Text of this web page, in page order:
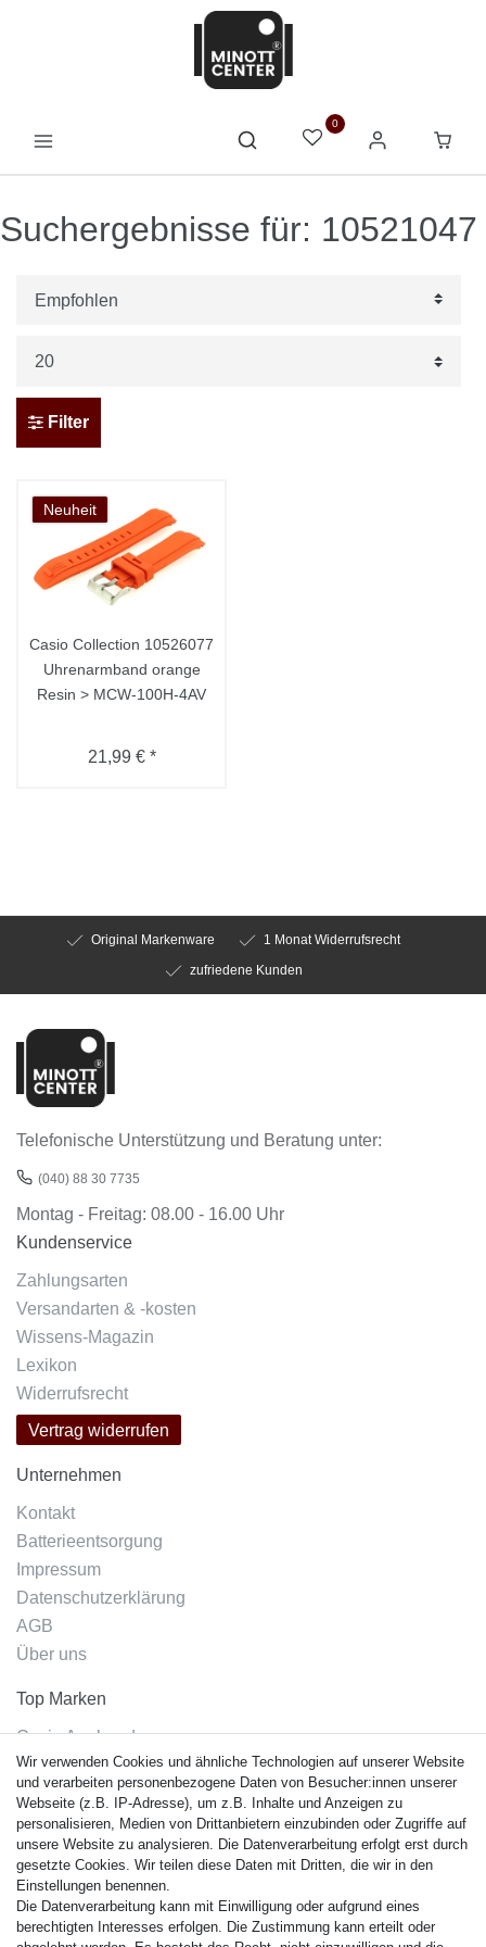
0
Suchergebnisse für: 10521047
Filter
Neuheit
Casio Collection 10526077
Uhrenarmband orange
Resin > MCW-100H-4AV
21,99 € *
Original Markenware
1 Monat Widerrufsrecht
zufriedene Kunden
Telefonische Unterstützung und Beratung unter:
(040) 88 30 7735
Montag - Freitag: 08.00 - 16.00 Uhr
Kundenservice
Zahlungsarten
Versandarten & -kosten
Wissens-Magazin
Lexikon
Widerrufsrecht
Vertrag widerrufen
Unternehmen
Kontakt
Batterieentsorgung
Impressum
Datenschutzerklärung
AGB
Über uns
Top Marken
Casio Armband
Festina Armband
Citizen Armband
M. Lacroix Armband
J. Lemans Armband
Uhrenarmbänder - Alle
Sicherheit
Wir verwenden Cookies und ähnliche Technologien auf unserer Website
und verarbeiten personenbezogene Daten von Besucher:innen unserer
Webseite (z.B. IP-Adresse), um z.B. Inhalte und Anzeigen zu
personalisieren, Medien von Drittanbietern einzubinden oder Zugriffe auf
unsere Website zu analysieren. Die Datenverarbeitung erfolgt erst durch
gesetzte Cookies. Wir teilen diese Daten mit Dritten, die wir in den
Einstellungen benennen.
Die Datenverarbeitung kann mit Einwilligung oder aufgrund eines
berechtigten Interesses erfolgen. Die Zustimmung kann erteilt oder